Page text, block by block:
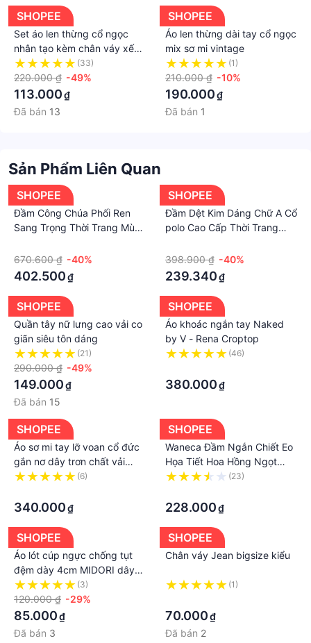
SHOPEE
Set áo len thừng cổ ngọc
nhân tạo kèm chân váy xếp
ly cho bé gái (33)
220.000 ₫ -49%
113.000₫
Đã bán 13
SHOPEE
Áo len thừng dài tay cổ ngọc
mix sơ mi vintage
(1)
210.000 ₫ -10%
190.000₫
Đã bán 1
Sản Phẩm Liên Quan
SHOPEE
Đầm Công Chúa Phối Ren
Sang Trọng Thời Trang Mùa
670.600 ₫ -40%
402.500₫
SHOPEE
Đầm Dệt Kim Dáng Chữ A Cổ
polo Cao Cấp Thời Trang
398.900 ₫ -40%
239.340₫
SHOPEE
Quần tây nữ lưng cao vải co
giãn siêu tôn dáng
(21)
290.000 ₫ -49%
149.000₫
Đã bán 15
SHOPEE
Áo khoác ngắn tay Naked
by V - Rena Croptop
(46)
380.000₫
SHOPEE
Áo sơ mi tay lỡ voan cổ đức
gắn nơ dây trơn chất vải
voan xước cao cấp thoáng
(6)
340.000₫
SHOPEE
Waneca Đầm Ngắn Chiết Eo
Họa Tiết Hoa Hồng Ngọt
Ngào Phong Cách Pháp Thời
(23)
228.000₫
SHOPEE
Áo lót cúp ngực chống tụt
đệm dày 4cm MIDORI dây
đeo vai có thể tháo rời,
không gọng khoét sâu chữ V
gợi cảm A18
(3)
120.000 ₫ -29%
85.000₫
Đã bán 3
SHOPEE
Chân váy Jean bigsize kiểu
(1)
70.000₫
Đã bán 2